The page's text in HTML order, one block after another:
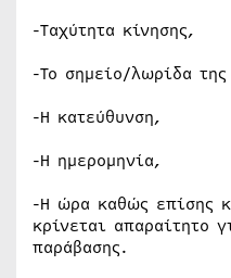
-Ταχύτητα κίνησης,
-Το σημείο/λωρίδα
-Η κατεύθυνση,
-Η ημερομηνία,
-Η ώρα καθώς επίσης
κρίνεται απαραίτητο
παράβασης.